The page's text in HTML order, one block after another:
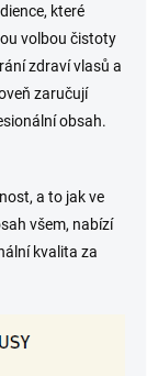
které
volbou čistoty
zdraví vlasů a
zaručují
obsah.
a to jak ve
všem, nabízí
kvalita za